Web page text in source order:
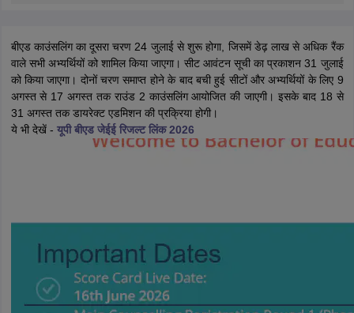
बीएड काउंसलिंग का दूसरा चरण 24 जुलाई से शुरू होगा, जिसमें डेढ़ लाख से अधिक रैंक
वाले सभी अभ्यर्थियों को शामिल किया जाएगा। सीट आवंटन सूची का प्रकाशन 31 जुलाई
को किया जाएगा। दोनों चरण समाप्त होने के बाद बची हुई सीटों और अभ्यर्थियों के लिए 9
अगस्त से 17 अगस्त तक राउंड 2 काउंसलिंग आयोजित की जाएगी। इसके बाद 18 से
31 अगस्त तक डायरेक्ट एडमिशन की प्रक्रिया होगी।
ये भी देखें - यूपी बीएड जेईई रिजल्ट लिंक 2026